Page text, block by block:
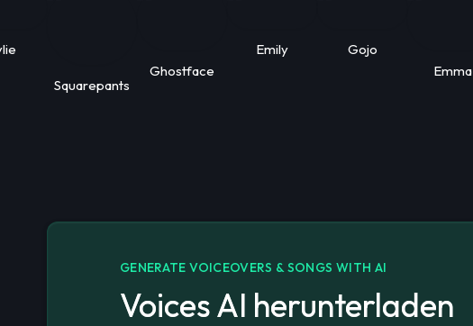
Squarepants
Ghostface
Emily
Gojo
Emma
GENERATE VOICEOVERS & SONGS WITH AI
Voices AI herunterladen